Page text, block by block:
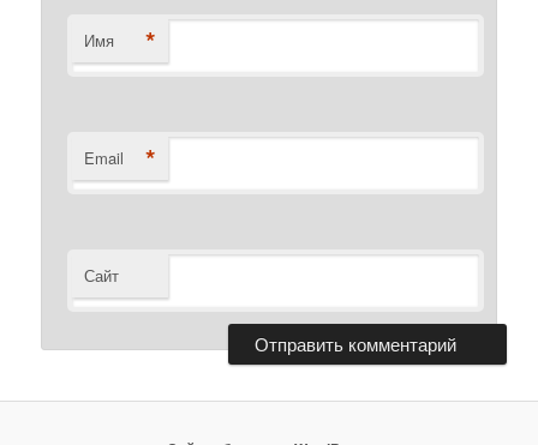
Имя *
Email *
Сайт